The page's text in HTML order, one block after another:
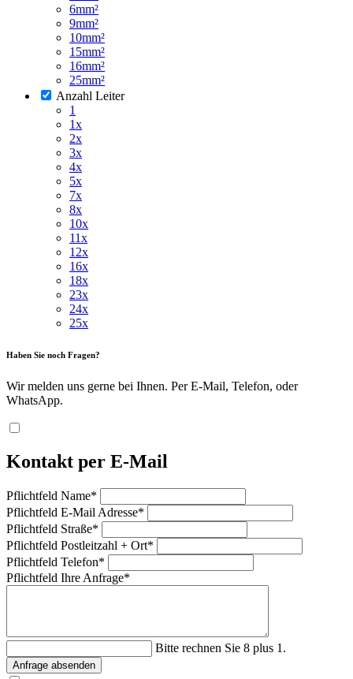
6mm²
9mm²
10mm²
15mm²
16mm²
25mm²
Anzahl Leiter
1
1x
2x
3x
4x
5x
7x
8x
10x
11x
12x
16x
18x
23x
24x
25x
Haben Sie noch Fragen?
Wir melden uns gerne bei Ihnen. Per E-Mail, Telefon, oder
WhatsApp.
Kontakt per E-Mail
Pflichtfeld Name*
Pflichtfeld E-Mail Adresse*
Pflichtfeld Straße*
Pflichtfeld Postleitzahl + Ort*
Pflichtfeld Telefon*
Pflichtfeld Ihre Anfrage*
Bitte rechnen Sie 8 plus 1.
Anfrage absenden